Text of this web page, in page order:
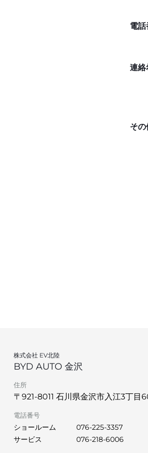
電話
連絡
そ
株式会社 EV北陸
BYD AUTO 金沢
住所
〒921-8011 石川県金沢市入江3丁目
電話番号
ショールーム
076-225-3357
サービス
076-218-6006